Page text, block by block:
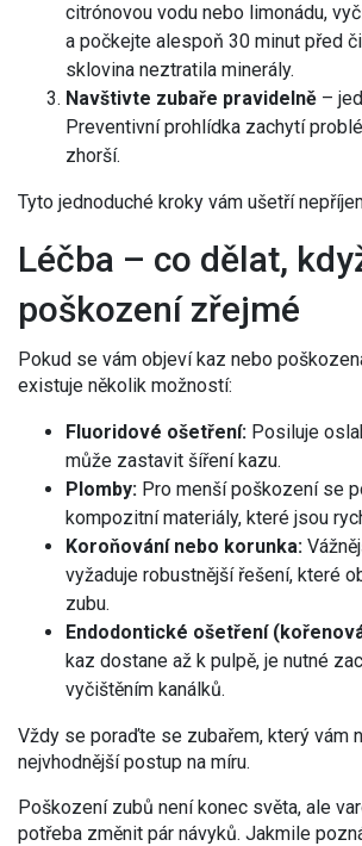
citrónovou vodu nebo limonádu,
a počkejte alespoň 30 minut před
sklovina neztratila minerály.
Navštivte zubaře pravidelně –
Preventivní prohlídka zachytí
zhorší.
Tyto jednoduché kroky vám ušetří
Léčba – co dělat,
poškození zřejmé
Pokud se vám objeví kaz nebo
existuje několik možností:
Fluoridové ošetření: Posiluje
může zastavit šíření kazu.
Plomby: Pro menší poškození se
kompozitní materiály, které jsou
Koroňování nebo korunka:
vyžaduje robustnější řešení, které
zubu.
Endodontické ošetření
kaz dostane až k pulpě, je nutné
vyčištěním kanálků.
Vždy se poraďte se zubařem, který vám
nejvhodnější postup na míru.
Poškození zubů není konec světa, ale
potřeba změnit pár návyků. Jakmile